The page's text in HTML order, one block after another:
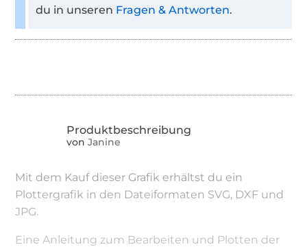
du in unseren Fragen & Antworten.
von Janine
Mit dem Kauf dieser Grafik erhältst du ein
Plottergrafik in den Dateiformaten SVG, DXF und
JPG.
Eine Anleitung zum Bearbeiten und Plotten der